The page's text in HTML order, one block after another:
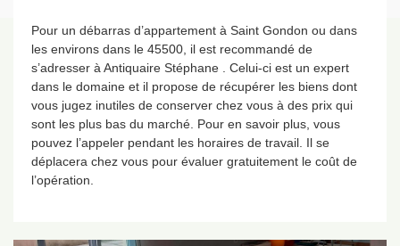
Pour un débarras d’appartement à Saint Gondon ou dans
les environs dans le 45500, il est recommandé de
s’adresser à Antiquaire Stéphane . Celui-ci est un expert
dans le domaine et il propose de récupérer les biens dont
vous jugez inutiles de conserver chez vous à des prix qui
sont les plus bas du marché. Pour en savoir plus, vous
pouvez l’appeler pendant les horaires de travail. Il se
déplacera chez vous pour évaluer gratuitement le coût de
l’opération.